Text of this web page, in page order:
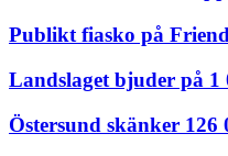
Publikt fiasko på
Landslaget bjuder på 1
Östersund skänker